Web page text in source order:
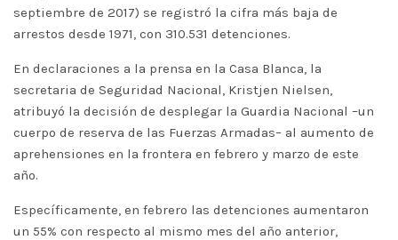
septiembre de 2017) se registró la cifra más baja de
arrestos desde 1971, con 310.531 detenciones.
En declaraciones a la prensa en la Casa Blanca, la
secretaria de Seguridad Nacional, Kristjen Nielsen,
atribuyó la decisión de desplegar la Guardia Nacional –un
cuerpo de reserva de las Fuerzas Armadas– al aumento de
aprehensiones en la frontera en febrero y marzo de este
año.
Específicamente, en febrero las detenciones aumentaron
un 55% con respecto al mismo mes del año anterior,